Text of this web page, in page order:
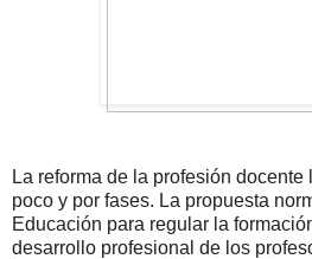
La reforma de la profesión
poco y por fases. La propuesta
Educación para regular la
desarrollo profesional de los